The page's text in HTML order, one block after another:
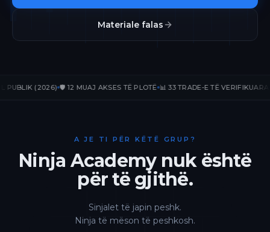
Materiale falas
(2026) 🛡️ 12 MUAJ AKSES TË PLOTË 📊 33 TRADE-E TË VERIFIKUARA 📈
A JE TI PËR KËTË GRUP?
Ninja Academy nuk është
për të gjithë.
Sinjalet të japin peshk.
Ninja të mëson të peshkosh.